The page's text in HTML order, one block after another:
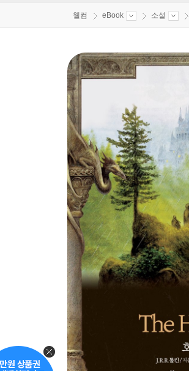
웰컴 eBook 소설